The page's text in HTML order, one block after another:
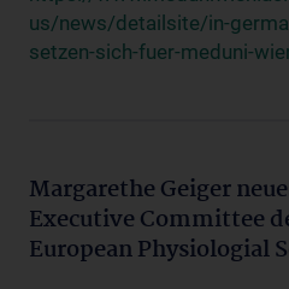
us/news/detailsite/in-
setzen-sich-fuer-meduni-
Margarethe Geiger
Executive Committee
European Physiologial